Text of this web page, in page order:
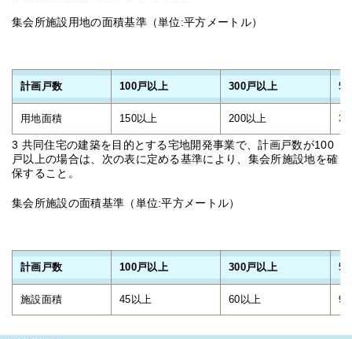
集会所施設用地の面積基準（単位:平方メートル）
計画戸数 100戸以上 300戸以上
用地面積 150以上 200以上
3 共同住宅の建築を目的とする宅地開発事業で、計画戸数が100
戸以上の場合は、次の表に定める基準により、集会所施設地を確
保すること。
集会所施設の面積基準（単位:平方メートル）
計画戸数 100戸以上 300戸以上
施設面積 45以上 60以上